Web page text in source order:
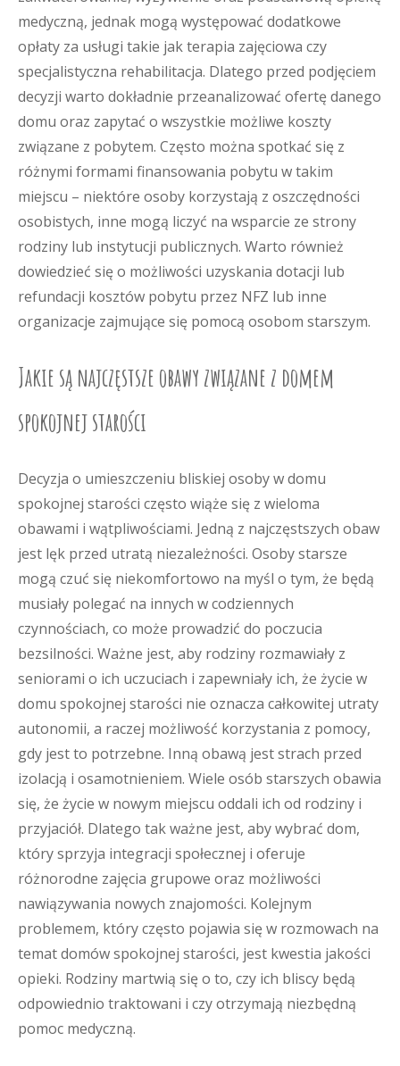
medyczną, jednak mogą występować dodatkowe
opłaty za usługi takie jak terapia zajęciowa czy
specjalistyczna rehabilitacja. Dlatego przed podjęciem
decyzji warto dokładnie przeanalizować ofertę danego
domu oraz zapytać o wszystkie możliwe koszty
związane z pobytem. Często można spotkać się z
różnymi formami finansowania pobytu w takim
miejscu – niektóre osoby korzystają z oszczędności
osobistych, inne mogą liczyć na wsparcie ze strony
rodziny lub instytucji publicznych. Warto również
dowiedzieć się o możliwości uzyskania dotacji lub
refundacji kosztów pobytu przez NFZ lub inne
organizacje zajmujące się pomocą osobom starszym.
Jakie są najczęstsze obawy związane z domem
spokojnej starości
Decyzja o umieszczeniu bliskiej osoby w domu
spokojnej starości często wiąże się z wieloma
obawami i wątpliwościami. Jedną z najczęstszych obaw
jest lęk przed utratą niezależności. Osoby starsze
mogą czuć się niekomfortowo na myśl o tym, że będą
musiały polegać na innych w codziennych
czynnościach, co może prowadzić do poczucia
bezsilności. Ważne jest, aby rodziny rozmawiały z
seniorami o ich uczuciach i zapewniały ich, że życie w
domu spokojnej starości nie oznacza całkowitej utraty
autonomii, a raczej możliwość korzystania z pomocy,
gdy jest to potrzebne. Inną obawą jest strach przed
izolacją i osamotnieniem. Wiele osób starszych obawia
się, że życie w nowym miejscu oddali ich od rodziny i
przyjaciół. Dlatego tak ważne jest, aby wybrać dom,
który sprzyja integracji społecznej i oferuje
różnorodne zajęcia grupowe oraz możliwości
nawiązywania nowych znajomości. Kolejnym
problemem, który często pojawia się w rozmowach na
temat domów spokojnej starości, jest kwestia jakości
opieki. Rodziny martwią się o to, czy ich bliscy będą
odpowiednio traktowani i czy otrzymają niezbędną
pomoc medyczną.